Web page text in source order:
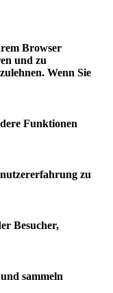
Browser
und zu
Wenn Sie
Funktionen
zu
Besucher,
sammeln